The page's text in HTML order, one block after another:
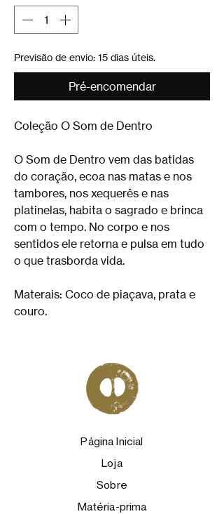
Previsão de envio: 15 dias úteis.
Pré-encomendar
Coleção O Som de Dentro
O Som de Dentro vem das batidas
do coração, ecoa nas matas e nos
tambores, nos xequerês e nas
platinelas, habita o sagrado e brinca
com o tempo. No corpo e nos
sentidos ele retorna e pulsa em tudo
o que trasborda vida.
Materais: Coco de piaçava, prata e
couro.
Página Inicial
Loja
Sobre
Matéria-prima